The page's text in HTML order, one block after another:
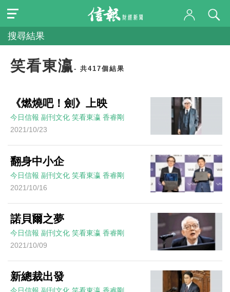
搜尋結果
笑看東瀛 - 共417個結果
《燃燒吧！劍》上映
今日信報 副刊文化 笑看東瀛 香睿剛
2021/10/23
翻身中小企
今日信報 副刊文化 笑看東瀛 香睿剛
2021/10/16
諾貝爾之夢
今日信報 副刊文化 笑看東瀛 香睿剛
2021/10/09
新總裁出發